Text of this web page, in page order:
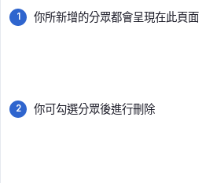
你所新增的分眾都會呈現在此頁面
你可勾選分眾後進行刪除